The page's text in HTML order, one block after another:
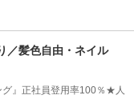
／髪色自由・ネイル
グ』正社員登用率100％★人